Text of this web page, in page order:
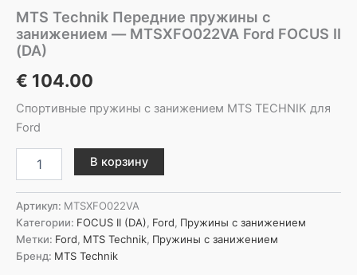
MTS Technik Передние пружины с
занижением — MTSXFO022VA Ford FOCUS II
(DA)
€ 104.00
Спортивные пружины с занижением MTS TECHNIK для
Ford
товара
Technik
Передние
пружины
с
занижением
В корзину
Артикул: MTSXFO022VA
Категории: FOCUS II (DA), Ford, Пружины с занижением
Метки: Ford, MTS Technik, Пружины с занижением
Бренд: MTS Technik